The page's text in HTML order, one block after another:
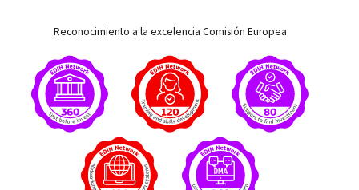
Reconocimiento a la excelencia Comisión Europea